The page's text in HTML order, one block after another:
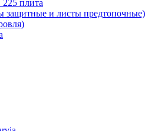
плита
защитные и листы предтопочные)